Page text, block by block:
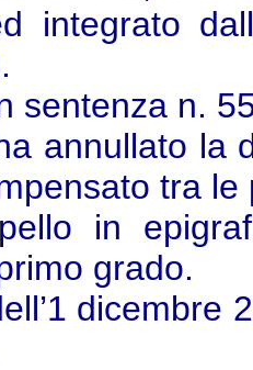
integrato
sentenza n.
annullato la
tra
in
grado.